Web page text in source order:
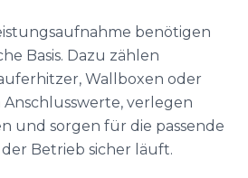
benötigen
Basis. Dazu zählen
Wallboxen oder
verlegen
und sorgen für die passende
Betrieb sicher läuft.